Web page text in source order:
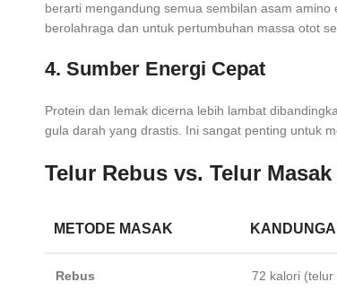
berarti mengandung semua sembilan asam
berolahraga dan untuk pertumbuhan massa otot
4. Sumber Energi Cepat
Protein dan lemak dicerna lebih lambat
gula darah yang drastis. Ini sangat penting untuk
Telur Rebus vs. Telur
METODE MASAK
Rebus 72 kalori (telur